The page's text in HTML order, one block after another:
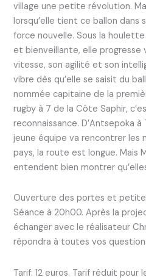
village une petite révolution.
lorsqu’elle tient ce ballon dans
force nouvelle. Sous la
et bienveillante, elle progresse
vitesse, son agilité et son
vibre dès qu’elle se saisit du
nommée capitaine de la
rugby à 7 de la Côte Saphir,
reconnaissance. D’Antsepoka
jeune équipe va rencontrer les
pays, la route est longue. Mais
entendent bien montrer
Ouverture des portes et petite
Séance à 20h00. Après la
échanger avec le réalisateur
répondra à toutes vos
Tarif: 12 euros. Tarif réduit pour